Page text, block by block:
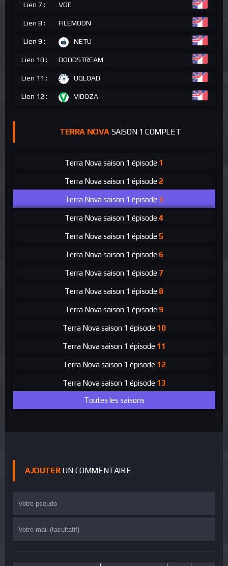
Lien 7 : VOE
Lien 8 : FILEMOON
Lien 9 : NETU
Lien 10 : DOODSTREAM
Lien 11 : UQLOAD
Lien 12 : VIDOZA
TERRA NOVASAISON 1 COMPLET
Terra Nova saison 1 épisode 1
Terra Nova saison 1 épisode 2
Terra Nova saison 1 épisode 3
Terra Nova saison 1 épisode 4
Terra Nova saison 1 épisode 5
Terra Nova saison 1 épisode 6
Terra Nova saison 1 épisode 7
Terra Nova saison 1 épisode 8
Terra Nova saison 1 épisode 9
Terra Nova saison 1 épisode 10
Terra Nova saison 1 épisode 11
Terra Nova saison 1 épisode 12
Terra Nova saison 1 épisode 13
Toutes les saisons
AJOUTERUN COMMENTAIRE